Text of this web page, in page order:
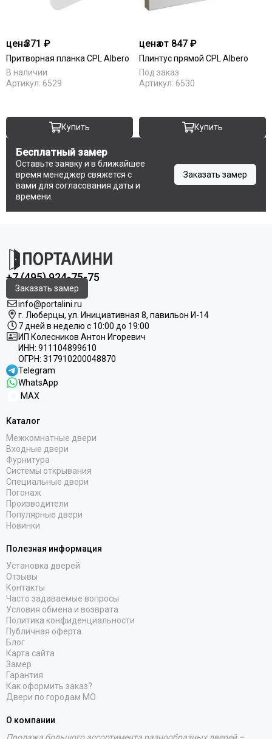
цена371 ₽
Притворная планка CPL Albero
В наличии
Артикул: 6529
Купить
ценаот 847 ₽
Плинтус прямой CPL Albero
Под заказ
Артикул: 6530
Купить
Бесплатный замер
Оставьте заявку и в ближайшее
время менеджер свяжется с
вами для согласования даты и
времени.
Заказать замер
+7 (495) 924-75-75
Заказать замер
info@portalini.ru
г. Люберцы, ул. Инициативная 8, павильон И-14
7 дней в неделю с 10:00 до 19:00
ИП Колесников Антон Игоревич
ИНН: 911104899610
ОГРН: 317910200048870
Telegram
WhatsApp
MAX
Каталог
Межкомнатные двери
Входные двери
Фурнитура
Системы открывания
Специальные двери
Погонаж
Производители
Популярные двери
Новинки
Полезная информация
Установка дверей
Отзывы
Контакты
Часто задаваемые вопросы
Условия обмена и возврата
Политика конфиденциальности
Публичная оферта
Блог
Карта сайта
Замер
Гарантия
Как оформить заказ?
Двери по городам МО
О компании